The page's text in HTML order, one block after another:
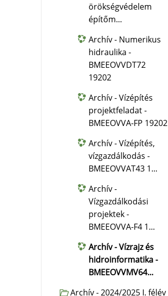
örökségvédelem
építőm...
Archív - Numerikus
hidraulika -
BMEEOVVDT72
19202
Archív - Vízépítés
projektfeladat -
BMEEOVVA-FP 19202
Archív - Vízépítés,
vízgazdálkodás -
BMEEOVVAT43 1...
Archív -
Vízgazdálkodási
projektek -
BMEEOVVA-F4 1...
Archív - Vízrajz és
hidroinformatika -
BMEEOVVMV64...
Archív - 2024/2025 I. félév